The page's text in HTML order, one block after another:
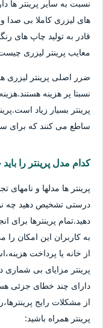
نسبت به سایر پرینتر ها
های لیزری کاملا بی صدا
قادر به تولید چاپ های
معایب پرینتر لیزری
ضرر اصلی پرینتر لیزری
نسبتا پر هزینه
پرینتر بسیار زیاد
ساطع می کنند که برای
کدام مدل پرینتر را
پرینتر ها مدلها و
درستی تشخیص دهید چه
دهید.تمام پرینترها برای
به کاربران این امکان را
از خانه یا پرداخت
پرینتر مزایای بی شماری
دارای چند خطای جزئی
از مشکلات رایج
پرینتر همراه باشید: